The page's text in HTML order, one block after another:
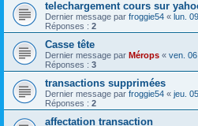
telechargement cours sur
Dernier message par froggie54 « lun.
Réponses : 2
Casse tête
Dernier message par Mérops « ven.
Réponses : 3
transactions supprimées
Dernier message par froggie54 « jeu.
Réponses : 2
affectation transaction